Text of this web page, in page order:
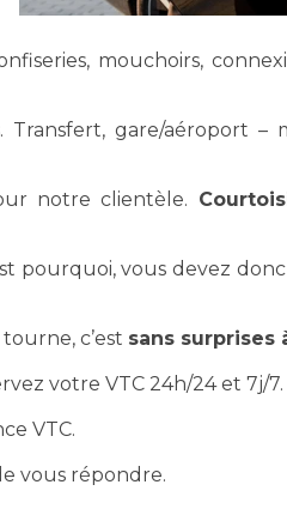
mouchoirs,
Transfert, gare/aéroport –
notre clientèle.
pourquoi, vous devez
c’est sans surprises
votre VTC 24h/24 et 7j/7.
VTC.
vous répondre.